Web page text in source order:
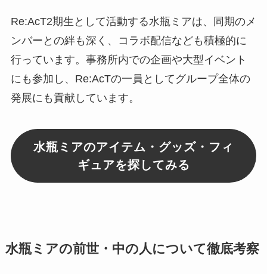
Re:AcT2期生として活動する水瓶ミアは、同期のメ
ンバーとの絆も深く、コラボ配信なども積極的に
行っています。事務所内での企画や大型イベント
にも参加し、Re:AcTの一員としてグループ全体の
発展にも貢献しています。
水瓶ミアのアイテム・グッズ・フィ
ギュアを探してみる
水瓶ミアの前世・中の人について徹底考察